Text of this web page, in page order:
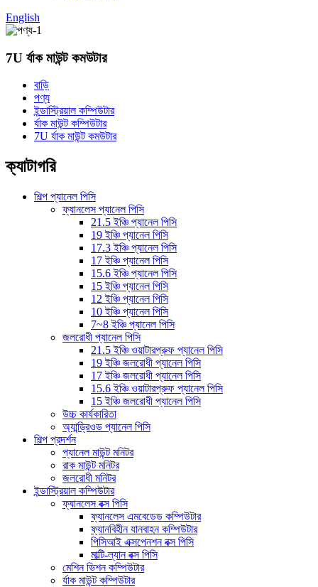
English
7U র্যাক মাউন্ট কমউটার
বাড়ি
পণ্য
ইন্ডাস্ট্রিয়াল কম্পিউটার
র্যাক মাউন্ট কম্পিউটার
7U র্যাক মাউন্ট কমউটার
ক্যাটাগরি
শিল্প প্যানেল পিসি
ফ্যানলেস প্যানেল পিসি
21.5 ইঞ্চি প্যানেল পিসি
19 ইঞ্চি প্যানেল পিসি
17.3 ইঞ্চি প্যানেল পিসি
17 ইঞ্চি প্যানেল পিসি
15.6 ইঞ্চি প্যানেল পিসি
15 ইঞ্চি প্যানেল পিসি
12 ইঞ্চি প্যানেল পিসি
10 ইঞ্চি প্যানেল পিসি
7~8 ইঞ্চি প্যানেল পিসি
জলরোধী প্যানেল পিসি
21.5 ইঞ্চি ওয়াটারপ্রুফ প্যানেল পিসি
19 ইঞ্চি জলরোধী প্যানেল পিসি
17 ইঞ্চি জলরোধী প্যানেল পিসি
15.6 ইঞ্চি ওয়াটারপ্রুফ প্যানেল পিসি
15 ইঞ্চি জলরোধী প্যানেল পিসি
উচ্চ কার্যকারিতা
অ্যান্ড্রিওড প্যানেল পিসি
শিল্প প্রদর্শন
প্যানেল মাউন্ট মনিটর
রাক মাউন্ট মনিটর
জলরোধী মনিটর
ইন্ডাস্ট্রিয়াল কম্পিউটার
ফ্যানলেস বক্স পিসি
ফ্যানলেস এমবেডেড কম্পিউটার
ফ্যানবিহীন যানবাহন কম্পিউটার
পিসিআই এক্সপেনশন বক্স পিসি
মাল্টি-ল্যান বক্স পিসি
মেশিন ভিশন কম্পিউটার
র্যাক মাউন্ট কম্পিউটার